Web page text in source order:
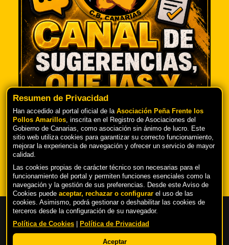
TU OPINIÓN ES IMPORTANTE PARA
NOSOTROS
Copyright © 2026 |Peña Frente los Pollos
Resumen de Privacidad
Han accedido al portal oficial de la Asociación Peña Frente los
Pollos Amarillos, inscrita en el Registro de Asociaciones del
Gobierno de Canarias, como asociación sin ánimo de lucro. Este
sitio web utiliza cookies para garantizar su correcto funcionamiento,
mejorar la experiencia de navegación y ofrecer un servicio de mayor
calidad.
Las cookies propias de carácter técnico son necesarias para el
funcionamiento del portal y permiten funciones esenciales como la
navegación y la gestión de sus preferencias. Desde este Aviso de
Cookies puede aceptar, rechazar o configurar el uso de las
cookies. Asimismo, podrá gestionar o deshabilitar las cookies de
terceros desde la configuración de su navegador.
Política de Cookies
Política de Privacidad
Aceptar